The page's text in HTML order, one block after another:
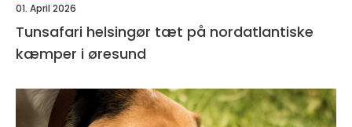
01. April 2026
Tunsafari helsingør tæt på nordatlantiske
kæmper i øresund